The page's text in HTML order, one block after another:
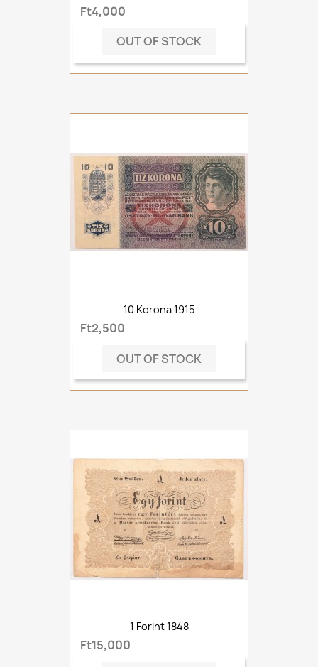
Ft4,000
OUT OF STOCK
10 Korona 1915
Ft2,500
OUT OF STOCK
1 Forint 1848
Ft15,000